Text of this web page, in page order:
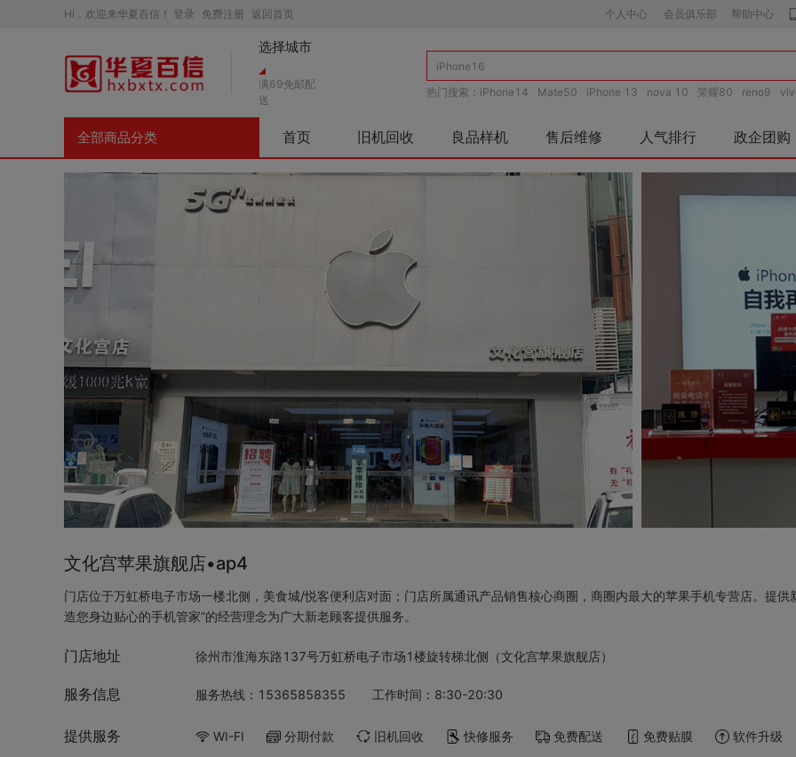
Hi，欢迎来华夏百信！ 登录 免费注册 返回首页 个人中心 会员俱乐部 帮助中心
选择城市
满69免邮配
送
热门搜索： iPhone14 Mate50 iPhone 13 nova 10 荣耀80 reno9
全部商品分类 首页 旧机回收 良品样机 售后维修 人气排行 政企团购
文化宫苹果旗舰店•ap4
门店位于万虹桥电子市场一楼北侧，美食城/悦客便利店对面；门店所属通讯产品销售核心商圈，商圈内最大的苹果手机专营店。提
造您身边贴心的手机管家”的经营理念为广大新老顾客提供服务。
门店地址 徐州市淮海东路137号万虹桥电子市场1楼旋转梯北侧（文化宫苹果旗舰店）
服务信息 服务热线：15365858355 工作时间：8:30-20:30
提供服务 WI-FI 分期付款 旧机回收 快修服务 免费配送 免费贴膜 软件升级